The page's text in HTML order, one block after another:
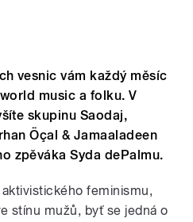
vesnic vám každý měsíc
music a folku. V
skupinu Saodaj,
Öçal & Jamaaladeen
zpěváka Syda dePalmu.
feminismu,
stínu mužů, byť se jedná o